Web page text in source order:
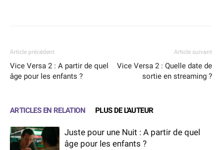
Article précédent
Vice Versa 2 : A partir de quel
âge pour les enfants ?
Article suivant
Vice Versa 2 : Quelle date de
sortie en streaming ?
ARTICLES EN RELATION PLUS DE L'AUTEUR
Juste pour une Nuit : A partir de quel
âge pour les enfants ?